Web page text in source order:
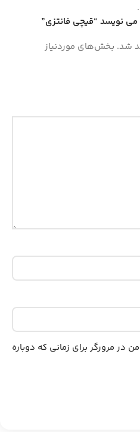
نویسد “قیچی فانتزی”
شد. بخش‌های موردنیاز
در مرورگر برای زمانی که دوباره